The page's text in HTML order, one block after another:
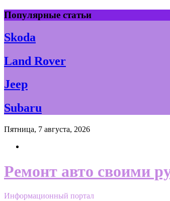
Skip
to
content
Популярные статьи
Skoda
Land Rover
Jeep
Subaru
Пятница, 7 августа, 2026
Ремонт авто своими
Информационный портал